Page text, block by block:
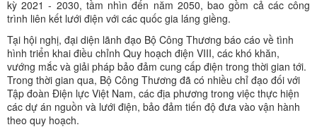
kỳ 2021 - 2030, tầm nhìn đến năm 2050, bao gồm cả các công
trình liên kết lưới điện với các quốc gia láng giềng.
Tại hội nghị, đại diện lãnh đạo Bộ Công Thương báo cáo về tình
hình triển khai điều chỉnh Quy hoạch điện VIII, các khó khăn,
vướng mắc và giải pháp bảo đảm cung cấp điện trong thời gian tới.
Trong thời gian qua, Bộ Công Thương đã có nhiều chỉ đạo đối với
Tập đoàn Điện lực Việt Nam, các địa phương trong việc thực hiện
các dự án nguồn và lưới điện, bảo đảm tiến độ đưa vào vận hành
theo quy hoạch.